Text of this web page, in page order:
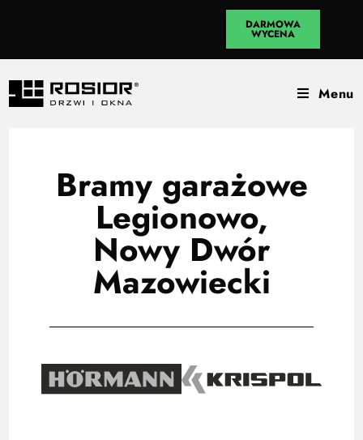
DARMOWA
WYCENA
Menu
Bramy garażowe
Legionowo,
Nowy Dwór
Mazowiecki